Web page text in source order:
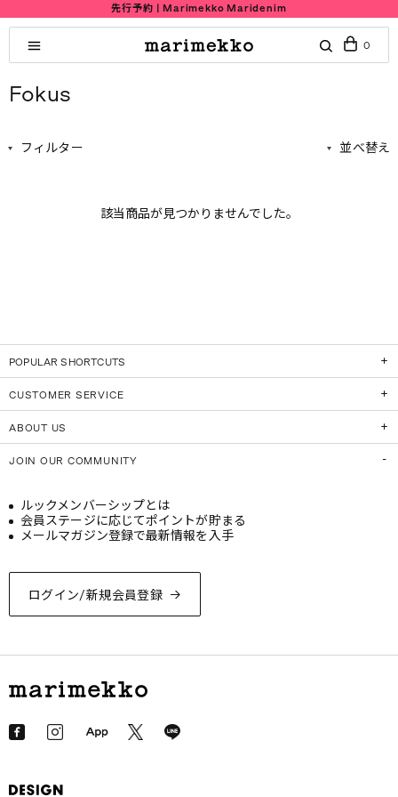
先行予約 | Marimekko Maridenim
0
Fokus
フィルター 並べ替え
該当商品が見つかりませんでした。
POPULAR SHORTCUTS
CUSTOMER SERVICE
ABOUT US
JOIN OUR COMMUNITY
ログイン/新規会員登録
ルックメンバーシップとは
会員ステージに応じてポイントが貯まる
メールマガジン登録で最新情報を入手